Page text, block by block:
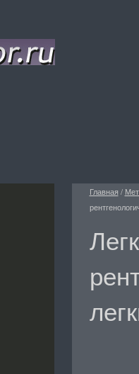
Главная /